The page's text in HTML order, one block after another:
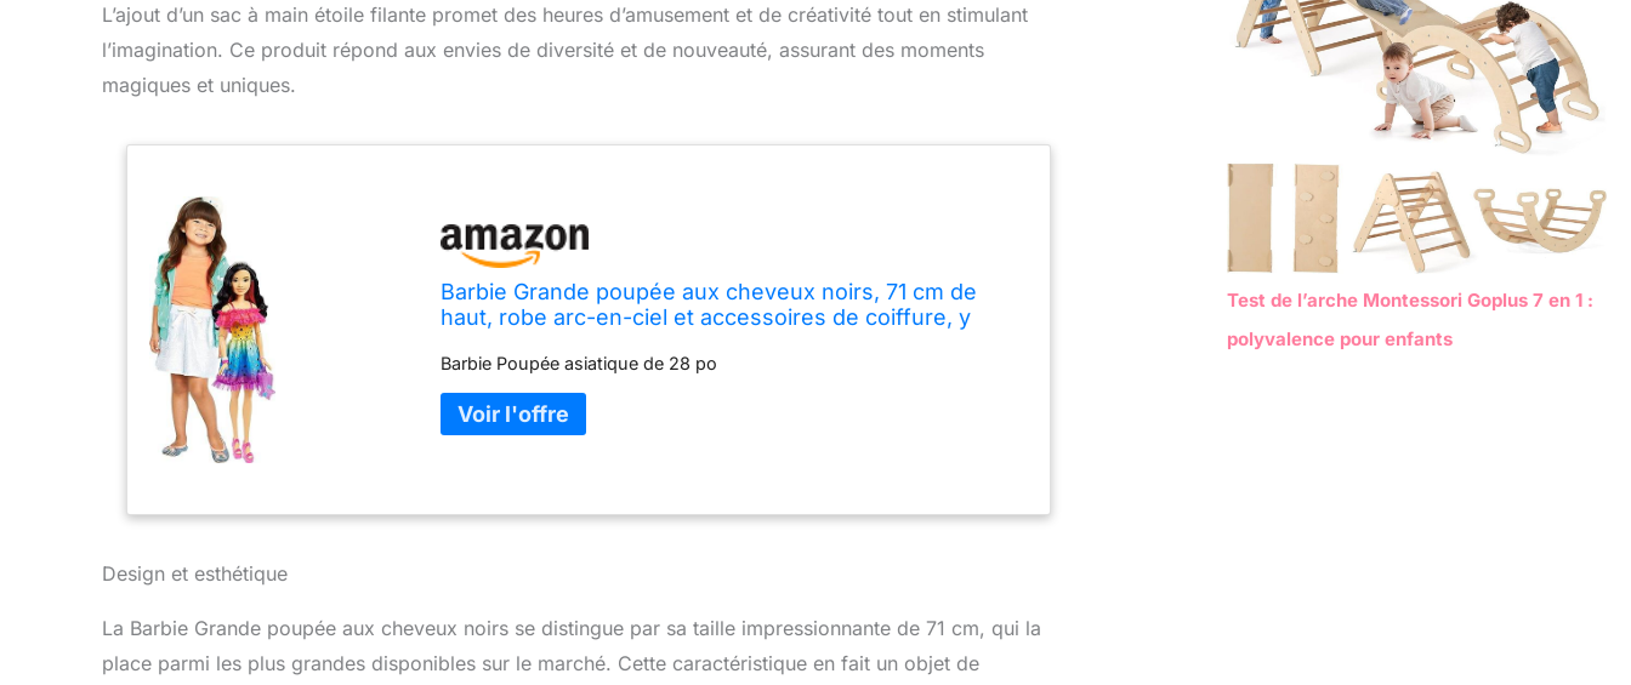
L’ajout d’un sac à main étoile filante promet des heures d’amusement et de créativité tout en stimulant
l’imagination. Ce produit répond aux envies de diversité et de nouveauté, assurant des moments
magiques et uniques.
Barbie Grande poupée aux cheveux noirs, 71 cm de
haut, robe arc-en-ciel et accessoires de coiffure, y
Barbie Poupée asiatique de 28 po
Design et esthétique
La Barbie Grande poupée aux cheveux noirs se distingue par sa taille impressionnante de 71 cm, qui la
place parmi les plus grandes disponibles sur le marché. Cette caractéristique en fait un objet de
Test de l’arche Montessori Goplus 7 en 1 :
polyvalence pour enfants